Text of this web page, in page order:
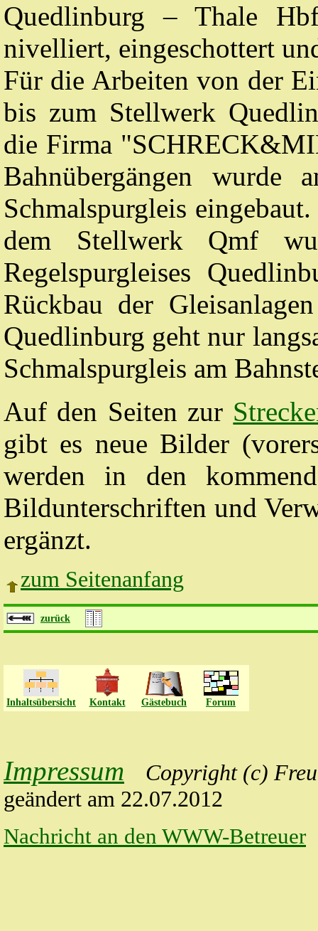
Quedlinburg – Thale
nivelliert, eingeschottert
Für die Arbeiten von der
bis zum Stellwerk
die Firma
Bahnübergängen wurde
Schmalspurgleis
dem Stellwerk Qmf
Regelspurgleises
Rückbau der
Quedlinburg geht nur
Schmalspurgleis am
Auf den Seiten zur
gibt es neue Bilder
werden in den
Bildunterschriften und
ergänzt.
zum Seitenanfang
zurück
Inhaltsübersicht Kontakt Gästebuch Forum
Impressum Copyright(c)
geändert am 22.07.2012
Nachricht an den WWW-Betreuer